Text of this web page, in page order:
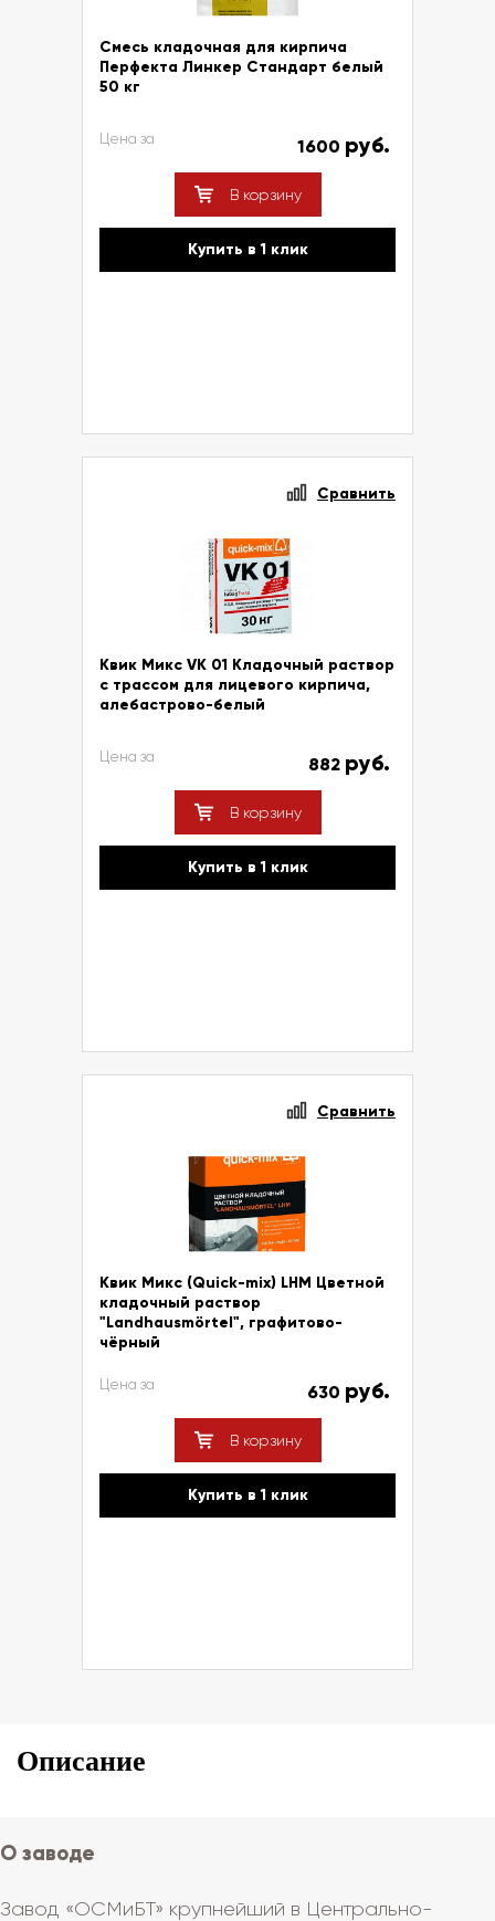
Смесь кладочная для кирпича
Перфекта Линкер Стандарт белый
50 кг
Цена за 1600 руб.
В корзину
Купить в 1 клик
Сравнить
Квик Микс VK 01 Кладочный раствор
с трассом для лицевого кирпича,
алебастрово-белый
Цена за 882 руб.
В корзину
Купить в 1 клик
Сравнить
Квик Микс (Quick-mix) LHM Цветной
кладочный раствор
"Landhausmörtel", графитово-
чёрный
Цена за 630 руб.
В корзину
Купить в 1 клик
Описание
О заводе
Завод «ОСМиБТ» крупнейший в Центрально-